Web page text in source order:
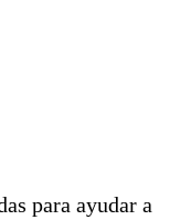
para ayudar a